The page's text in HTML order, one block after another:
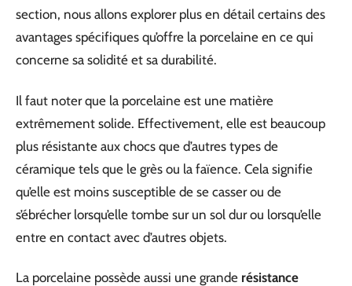
section, nous allons explorer plus en détail certains des
avantages spécifiques qu’offre la porcelaine en ce qui
concerne sa solidité et sa durabilité.
Il faut noter que la porcelaine est une matière
extrêmement solide. Effectivement, elle est beaucoup
plus résistante aux chocs que d’autres types de
céramique tels que le grès ou la faïence. Cela signifie
qu’elle est moins susceptible de se casser ou de
s’ébrécher lorsqu’elle tombe sur un sol dur ou lorsqu’elle
entre en contact avec d’autres objets.
La porcelaine possède aussi une grande résistance